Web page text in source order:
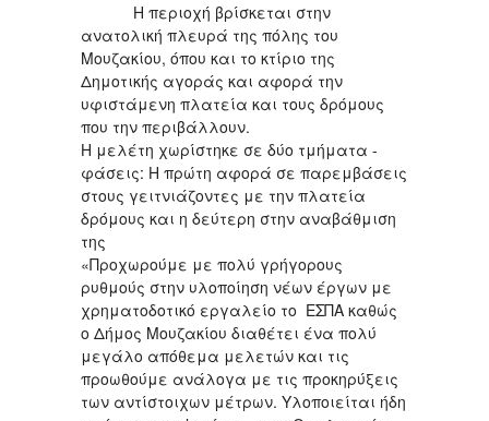
Η περιοχή βρίσκεται στην
ανατολική πλευρά της πόλης του
Μουζακίου, όπου και το κτίριο της
Δημοτικής αγοράς και αφορά την
υφιστάμενη πλατεία και τους δρόμους
που την περιβάλλουν.
Η μελέτη χωρίστηκε σε δύο τμήματα -
φάσεις: Η πρώτη αφορά σε παρεμβάσεις
στους γειτνιάζοντες με την πλατεία
δρόμους και η δεύτερη στην αναβάθμιση
της
«Προχωρούμε με πολύ γρήγορους
ρυθμούς στην υλοποίηση νέων έργων με
χρηματοδοτικό εργαλείο το ΕΣΠΑ καθώς
ο Δήμος Μουζακίου διαθέτει ένα πολύ
μεγάλο απόθεμα μελετών και τις
προωθούμε ανάλογα με τις προκηρύξεις
των αντίστοιχων μέτρων. Υλοποιείται ήδη